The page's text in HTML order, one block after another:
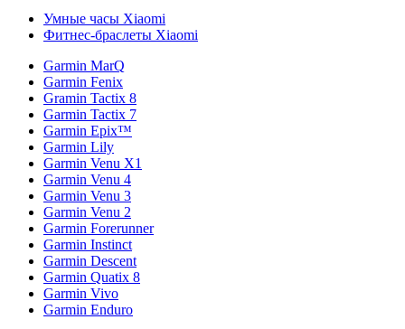
Умные часы Xiaomi
Фитнес-браслеты Xiaomi
Garmin MarQ
Garmin Fenix
Gramin Tactix 8
Garmin Tactix 7
Garmin Epix™
Garmin Lily
Garmin Venu X1
Garmin Venu 4
Garmin Venu 3
Garmin Venu 2
Garmin Forerunner
Garmin Instinct
Garmin Descent
Garmin Quatix 8
Garmin Vivo
Garmin Enduro